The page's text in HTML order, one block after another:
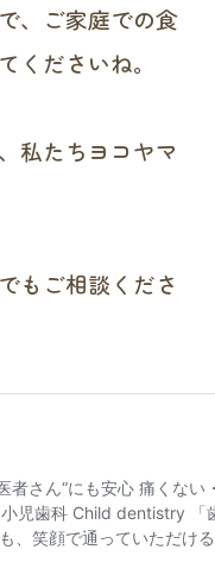
、ご家庭での食
くださいね。
私たちヨコヤマ
もご相談くださ